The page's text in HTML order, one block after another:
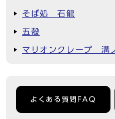
そば処 石龍
五殻
マリオンクレープ 溝
よくある質問FAQ